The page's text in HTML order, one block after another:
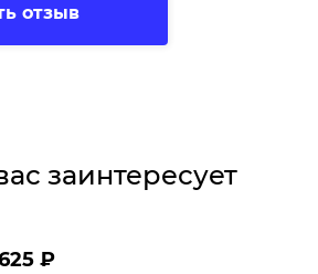
отзыв
заинтересует
₽